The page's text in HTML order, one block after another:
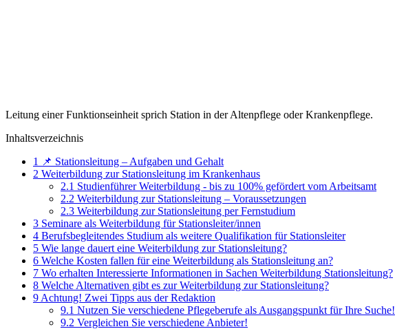
Leitung einer Funktionseinheit sprich Station in der Altenpflege oder Krankenpflege.
Inhaltsverzeichnis
1
📌 Stationsleitung – Aufgaben und Gehalt
2 Weiterbildung zur Stationsleitung im Krankenhaus
2.1 Studienführer Weiterbildung - bis zu 100% gefördert vom Arbeitsamt
2.2 Weiterbildung zur Stationsleitung – Voraussetzungen
2.3 Weiterbildung zur Stationsleitung per Fernstudium
3 Seminare als Weiterbildung für Stationsleiter/innen
4 Berufsbegleitendes Studium als weitere Qualifikation für Stationsleiter
5 Wie lange dauert eine Weiterbildung zur Stationsleitung?
6 Welche Kosten fallen für eine Weiterbildung als Stationsleitung an?
7 Wo erhalten Interessierte Informationen in Sachen Weiterbildung Stationsleitung?
8 Welche Alternativen gibt es zur Weiterbildung zur Stationsleitung?
9 Achtung! Zwei Tipps aus der Redaktion
9.1 Nutzen Sie verschiedene Pflegeberufe als Ausgangspunkt für Ihre Suche!
9.2 Vergleichen Sie verschiedene Anbieter!